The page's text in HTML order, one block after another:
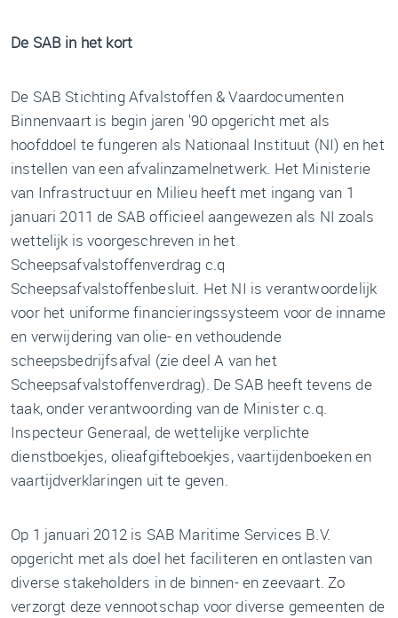
De SAB in het kort
De SAB Stichting Afvalstoffen & Vaardocumenten
Binnenvaart is begin jaren '90 opgericht met als
hoofddoel te fungeren als Nationaal Instituut (NI) en het
instellen van een afvalinzamelnetwerk. Het Ministerie
van Infrastructuur en Milieu heeft met ingang van 1
januari 2011 de SAB officieel aangewezen als NI zoals
wettelijk is voorgeschreven in het
Scheepsafvalstoffenverdrag c.q
Scheepsafvalstoffenbesluit. Het NI is verantwoordelijk
voor het uniforme financieringssysteem voor de inname
en verwijdering van olie- en vethoudende
scheepsbedrijfsafval (zie deel A van het
Scheepsafvalstoffenverdrag). De SAB heeft tevens de
taak, onder verantwoording van de Minister c.q.
Inspecteur Generaal, de wettelijke verplichte
dienstboekjes, olieafgifteboekjes, vaartijdenboeken en
vaartijdverklaringen uit te geven.
Op 1 januari 2012 is SAB Maritime Services B.V.
opgericht met als doel het faciliteren en ontlasten van
diverse stakeholders in de binnen- en zeevaart. Zo
verzorgt deze vennootschap voor diverse gemeenten de